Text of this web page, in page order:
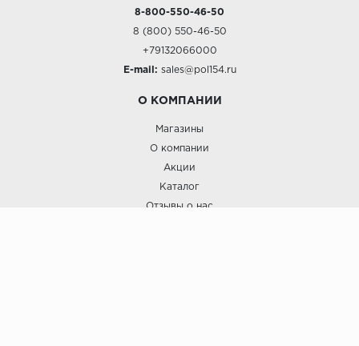
8-800-550-46-50
8 (800) 550-46-50
+79132066000
E-mail: sales@pol154.ru
О КОМПАНИИ
Магазины
О компании
Акции
Каталог
Отзывы о нас